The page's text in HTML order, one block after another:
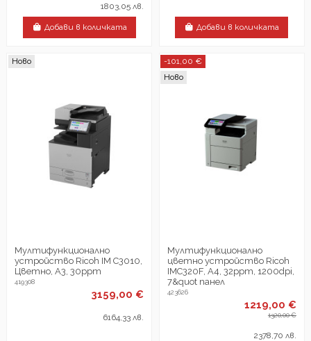
1803,05 лв.
Добави в количката Добави в количката
Ново
Мултифункционално
устройство Ricoh IM C3010,
Цветно, A3, 30ppm
419308
3159,00 €
6164,33 лв.
-101,00 €
Ново
Мултифункционалнo
цветно устройствo Ricoh
IMC320F, A4, 32ppm, 1200dpi,
7&quot панел
423626
1219,00 €
1320,00 €
2378,70 лв.